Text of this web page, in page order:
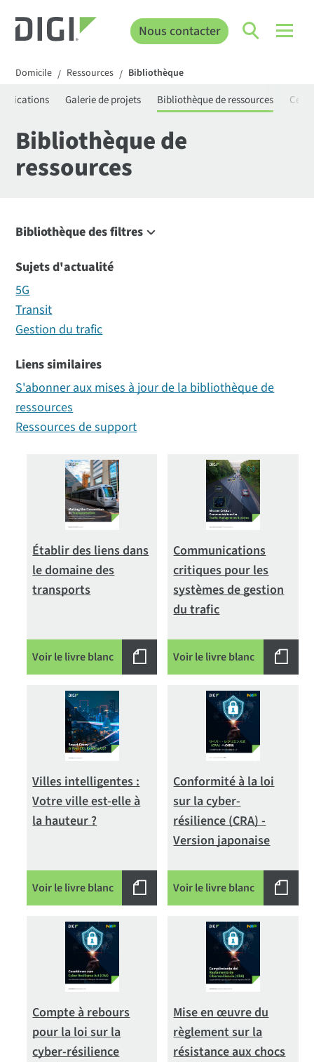
Nous contacter
Domicile / Ressources / Bibliothèque
Galerie de projets Bibliothèque de ressources
Bibliothèque de
ressources
Bibliothèque des filtres
Tout (970)
Marque (3)
Témoignages de clients (132)
Fiches techniques (169)
Livres électroniques (13)
Autres (13)
Fiches de présentation des solutions (147)
Fiches techniques (27)
Exposés techniques (7)
Vidéos (311)
Webinaires (103)
Sujets d'actualité
5G
Transit
Gestion du trafic
Liens similaires
S'abonner aux mises à jour de la bibliothèque de
ressources
Ressources de support
Établir des liens dans
le domaine des
transports
Voir le livre blanc
Communications
critiques pour les
systèmes de gestion
du trafic
Voir le livre blanc
Villes intelligentes :
Votre ville est-elle à
la hauteur ?
Voir le livre blanc
Conformité à la loi
sur la cyber-
résilience (CRA) -
Version japonaise
Voir le livre blanc
Compte à rebours
pour la loi sur la
cyber-résilience
Mise en œuvre du
règlement sur la
résistance aux chocs